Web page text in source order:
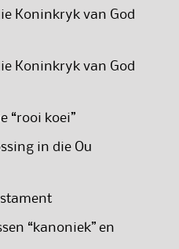
Koninkryk van God
Koninkryk van God
“rooi koei”
in die Ou
“kanoniek” en